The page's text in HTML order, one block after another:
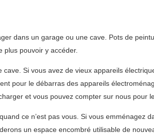
dans un garage ou une cave. Pots de
plus pouvoir y accéder.
Si vous avez de vieux appareils
pour le débarras des appareils
et vous pouvez compter sur nous pour
ce n’est pas vous. Si vous
un espace encombré utilisable de